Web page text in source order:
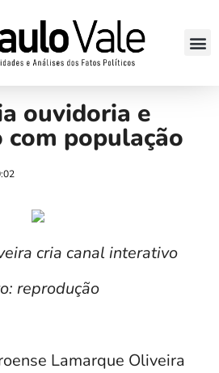
ouvidoria e
população
cria canal interativo
reprodução
Lamarque Oliveira